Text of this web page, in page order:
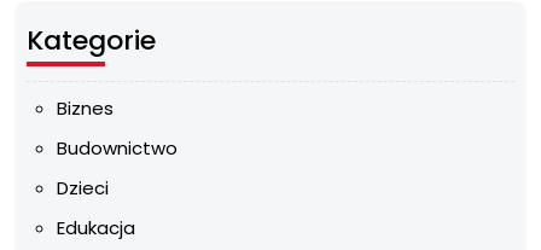
Kategorie
Biznes
Budownictwo
Dzieci
Edukacja